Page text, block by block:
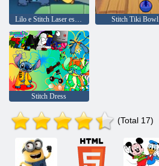
Stitch Tiki Bowl
Stitch Dress
(Total 17)